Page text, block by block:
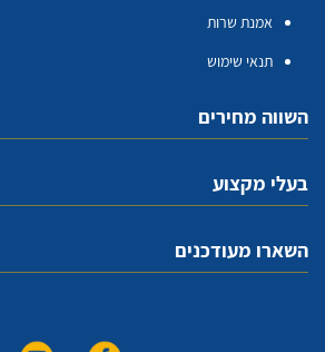
אמנת שרות
תנאי שימוש
השווה מחירים
בעלי מקצוע
השארו מעודכנים